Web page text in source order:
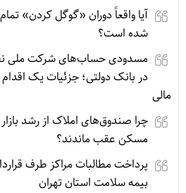
آیا واقعاً دوران «گوگل کردن» تمام
شده است؟
مسدودی حساب‌های شرکت ملی
در بانک دولتی؛ جزئیات یک اقدام
مالی
چرا صندوق‌های املاک از رشد بازار
مسکن عقب ماندند؟
پرداخت مطالبات مراکز طرف
بیمه سلامت استان تهران